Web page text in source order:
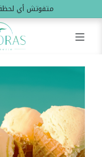
متفوتش أي